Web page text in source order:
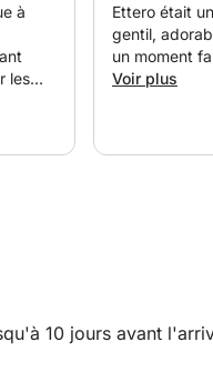
prochain
serez
à
les
Ettero était
gentil,
un moment
Voir plus
10 jours avant